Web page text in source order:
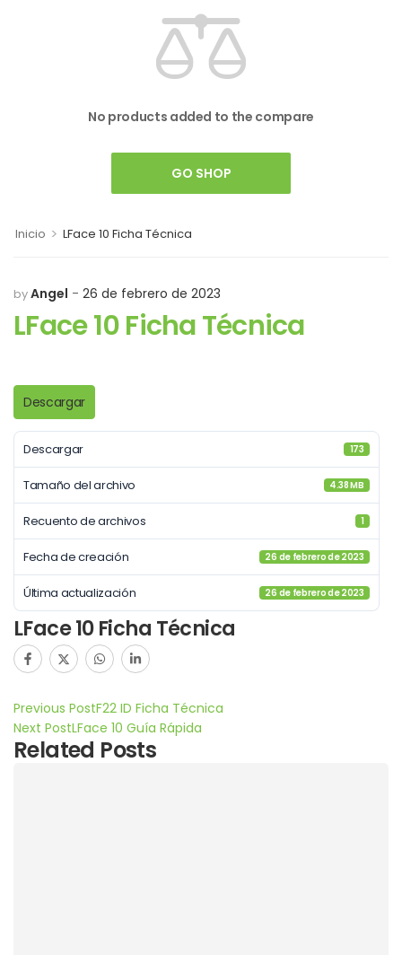
No products added to the compare
GO SHOP
Inicio > LFace 10 Ficha Técnica
byAngel 26 de febrero de 2023
LFace 10 Ficha Técnica
Descargar
Descargar 173
Tamaño del archivo 4.38 MB
Recuento de archivos 1
Fecha de creación 26 de febrero de 2023
Última actualización 26 de febrero de 2023
LFace 10 Ficha Técnica
Previous PostF22 ID Ficha Técnica
Next PostLFace 10 Guía Rápida
Related Posts